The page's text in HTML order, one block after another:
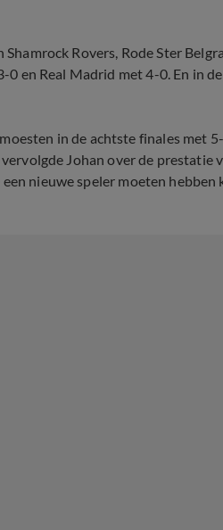
Rovers, Rode Ster
en Real Madrid met 4-0. En in
in de achtste finales met
Johan over de prestatie
nieuwe speler moeten hebben